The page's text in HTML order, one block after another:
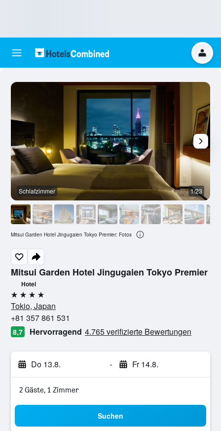
Mitsui Garden Hotel Jingugaien Tokyo Premier
Hotel
4 Sterne
Tokio, Japan
+81 357 861 531
8,7 Hervorragend 4.765 verifizierte Bewertungen
Do 13.8. - Fr 14.8.
2 Gäste, 1 Zimmer
Suchen
Schlafzimmer 1/23
Mitsui Garden Hotel Jingugaien Tokyo Premier: Fotos